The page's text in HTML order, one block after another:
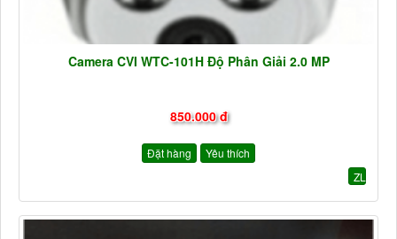
Camera CVI WTC-101H Độ Phân Giải 2.0 MP
850.000 đ
Đặt hàng
Yêu thích
ZL